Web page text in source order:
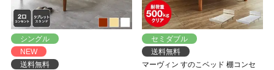
シングル
NEW
送料無料
セミダブル
送料無料
マーヴィン すのこベッド 棚コンセ